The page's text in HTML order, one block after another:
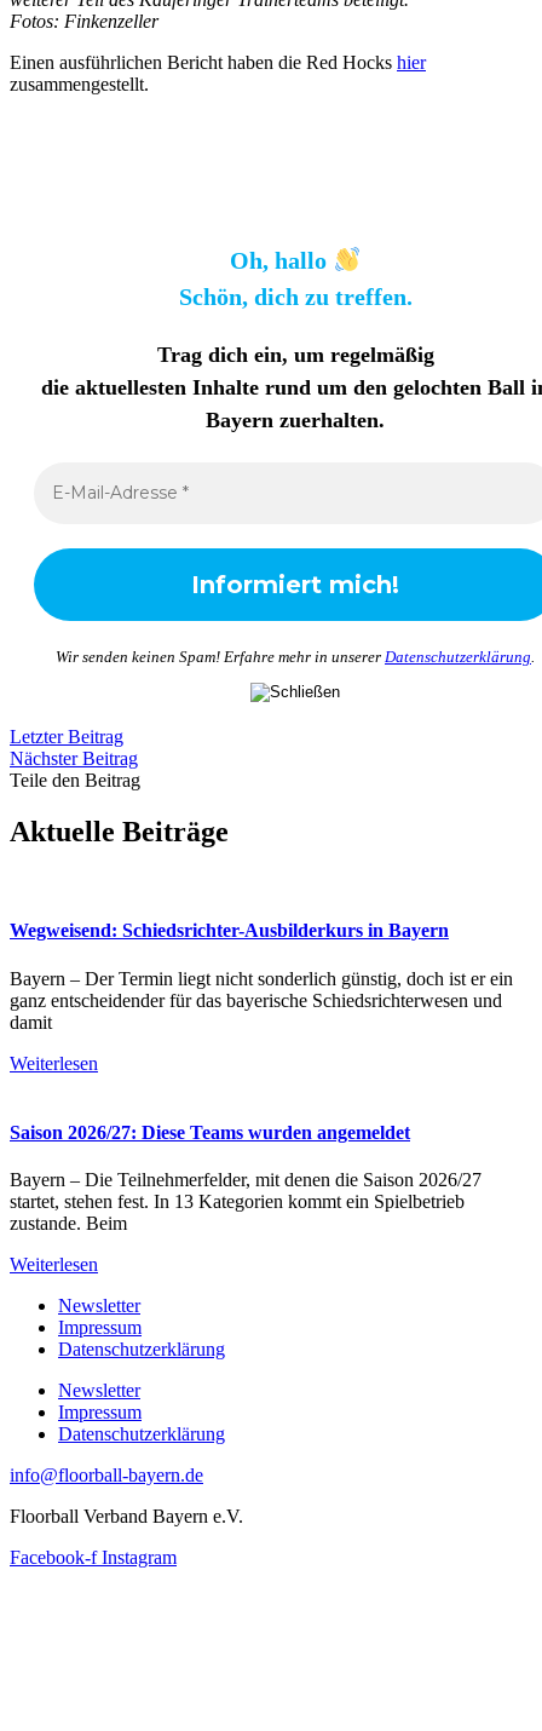
Fotos: Finkenzeller
Einen ausführlichen Bericht haben die Red Hocks hier
zusammengestellt.
Oh, hallo
Schön, dich zu treffen.
Trag dich ein, um regelmäßig
die aktuellesten Inhalte rund um den gelochten Ball
Bayern zuerhalten.
Wir senden keinen Spam! Erfahre mehr in unserer Datenschutzerklärung.
Letzter Beitrag
Nächster Beitrag
Teile den Beitrag
Aktuelle Beiträge
Wegweisend: Schiedsrichter-Ausbilderkurs in Bayern
Bayern – Der Termin liegt nicht sonderlich günstig, doch ist er ein
ganz entscheidender für das bayerische Schiedsrichterwesen und
damit
Weiterlesen
Saison 2026/27: Diese Teams wurden angemeldet
Bayern – Die Teilnehmerfelder, mit denen die Saison 2026/27
startet, stehen fest. In 13 Kategorien kommt ein Spielbetrieb
zustande. Beim
Weiterlesen
Newsletter
Impressum
Datenschutzerklärung
Newsletter
Impressum
Datenschutzerklärung
info@floorball-bayern.de
Floorball Verband Bayern e.V.
Facebook-f Instagram